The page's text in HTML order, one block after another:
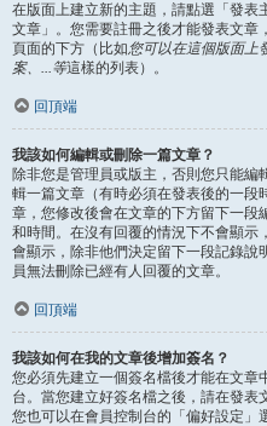
在版面上建立新的主題，請點選「發表
文章」。您需要註冊之後才能發表文章
頁面的下方（比如您可以在這個版面上
案、...等這樣的列表）。
回頂端
我該如何編輯或刪除一篇文章？
除非您是管理員或版主，否則您只能編
輯一篇文章（有時必須在發表後的一段
章，您修改後會在文章的下方留下一段
和時間。在沒有回覆的情況下不會顯示
會顯示，除非他們決定留下一段記錄說
員無法刪除已經有人回覆的文章。
回頂端
我該如何在我的文章後增加簽名？
您必須先建立一個簽名檔後才能在文章
台。當您建立好簽名檔之後，請在發表
您也可以在會員控制台的「偏好設定」